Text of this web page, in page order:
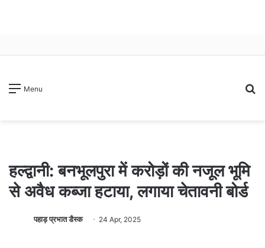
Menu
हल्द्वानी: बनभूलपुरा में करोड़ों की नजूल भूमि
से अवैध कब्जा हटाया, लगाया चेतावनी बोर्ड
पहाड़ प्रभात डैस्क 24 Apr, 2025